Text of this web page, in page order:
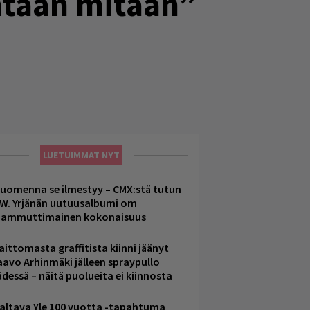
LUETUIMMAT NYT
se ilmestyy – CMX:stä tutun
Yrjänän uutuusalbumi om
kokonaisuus
graffitista kiinni jäänyt
Arhinmäki jälleen spraypullo
– näitä puolueita ei kiinnosta
Yle 100 vuotta -tapahtuma